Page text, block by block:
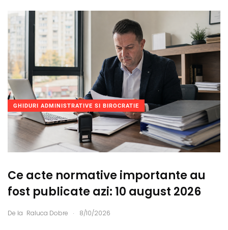
GHIDURI ADMINISTRATIVE SI BIROCRATIE
Ce acte normative importante au
fost publicate azi: 10 august 2026
De la Raluca Dobre . 8/10/2026